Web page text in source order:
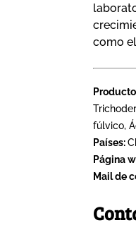
como
fúlvico,
Países:
Página
Mail de